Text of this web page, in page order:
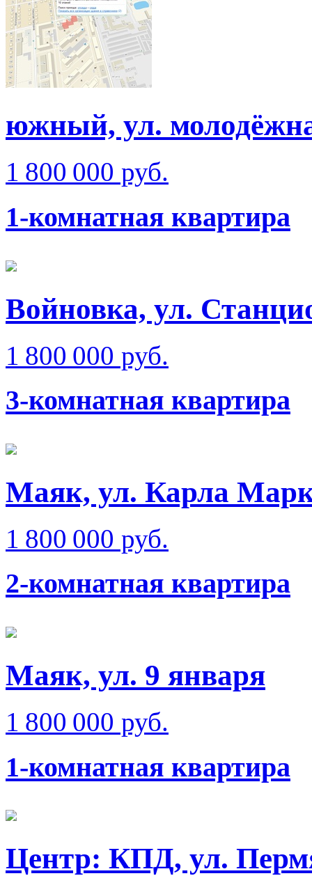
южный, ул.
1 800 000 руб.
1-комнатная квартира
Войновка, ул.
1 800 000 руб.
3-комнатная квартира
Маяк, ул. Карла
1 800 000 руб.
2-комнатная квартира
Маяк, ул. 9 января
1 800 000 руб.
1-комнатная квартира
Центр: КПД, ул.